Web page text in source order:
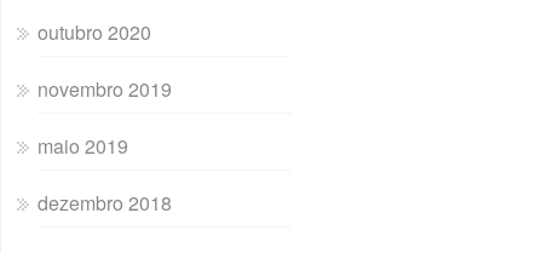
outubro 2020
novembro 2019
maio 2019
dezembro 2018